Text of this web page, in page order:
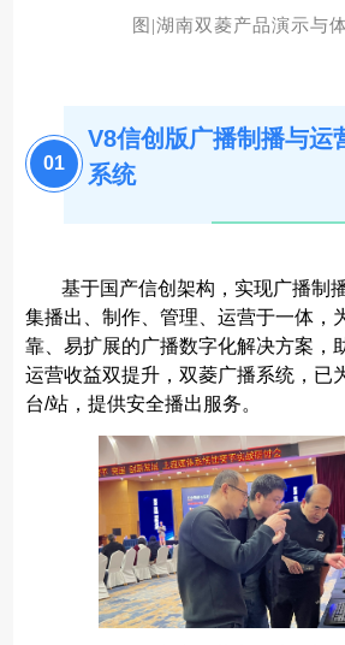
图|湖南双菱产品演示与
01
V8信创版广播制播与运
系统
基于国产信创架构，实现广播制
集播出、制作、管理、运营于一体，
靠、易扩展的广播数字化解决方案，
运营收益双提升，双菱广播系统，已
台/站，提供安全播出服务。